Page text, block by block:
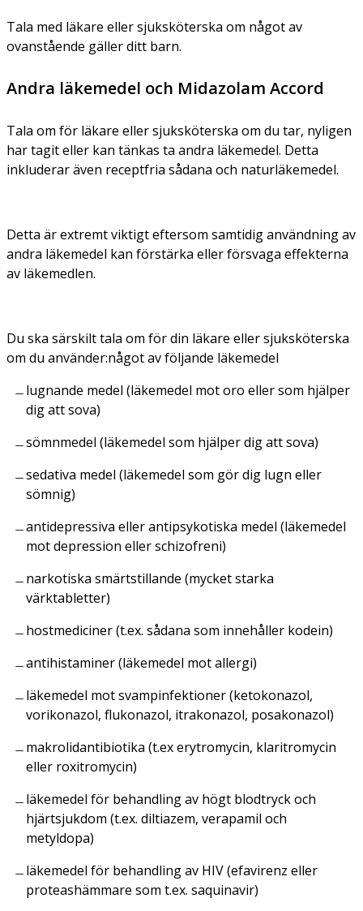
Tala med läkare eller sjuksköterska om något av
ovanstående gäller ditt barn.
Andra läkemedel och Midazolam Accord
Tala om för läkare eller sjuksköterska om du tar, nyligen
har tagit eller kan tänkas ta andra läkemedel. Detta
inkluderar även receptfria sådana och naturläkemedel.
Detta är extremt viktigt eftersom samtidig användning av
andra läkemedel kan förstärka eller försvaga effekterna
av läkemedlen.
Du ska särskilt tala om för din läkare eller sjuksköterska
om du använder:något av följande läkemedel
lugnande medel (läkemedel mot oro eller som hjälper
dig att sova)
sömnmedel (läkemedel som hjälper dig att sova)
sedativa medel (läkemedel som gör dig lugn eller
sömnig)
antidepressiva eller antipsykotiska medel (läkemedel
mot depression eller schizofreni)
narkotiska smärtstillande (mycket starka
värktabletter)
hostmediciner (t.ex. sådana som innehåller kodein)
antihistaminer (läkemedel mot allergi)
läkemedel mot svampinfektioner (ketokonazol,
vorikonazol, flukonazol, itrakonazol, posakonazol)
makrolidantibiotika (t.ex erytromycin, klaritromycin
eller roxitromycin)
läkemedel för behandling av högt blodtryck och
hjärtsjukdom (t.ex. diltiazem, verapamil och
metyldopa)
läkemedel för behandling av HIV (efavirenz eller
proteashämmare som t.ex. saquinavir)